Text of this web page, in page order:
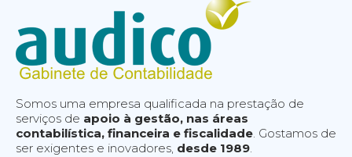
Somos uma empresa qualificada na prestação de
serviços de apoio à gestão, nas áreas
contabilística, financeira e fiscalidade. Gostamos de
ser exigentes e inovadores, desde 1989.